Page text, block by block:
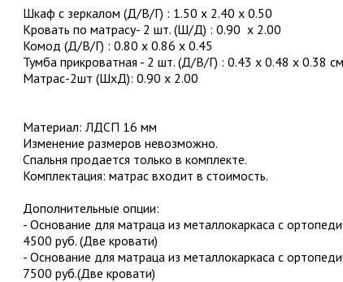
Шкаф с зеркалом (Д/В/Г) : 1.50 х 2.40 х 0.50
Кровать по матрасу- 2 шт. (Ш/Д) : 0.90 х 2.00
Комод (Д/В/Г) : 0.80 х 0.86 х 0.45
Тумба прикроватная - 2 шт. (Д/В/Г) : 0.43 х 0.48 х 0.38 см
Матрас-2шт (ШхД): 0.90 х 2.00
Материал: ЛДСП 16 мм
Изменение размеров невозможно.
Спальня продается только в комплекте.
Комплектация: матрас входит в стоимость.
Дополнительные опции:
- Основание для матраца из металлокаркаса с
4500 руб. (Две кровати)
- Основание для матраца из металлокаркаса с
7500 руб.(Две кровати)